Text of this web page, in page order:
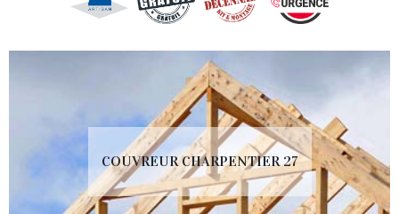
COUVREUR CHARPENTIER 27